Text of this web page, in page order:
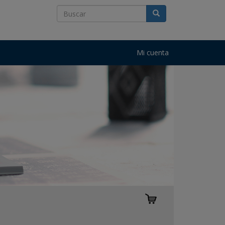
Mi cuenta